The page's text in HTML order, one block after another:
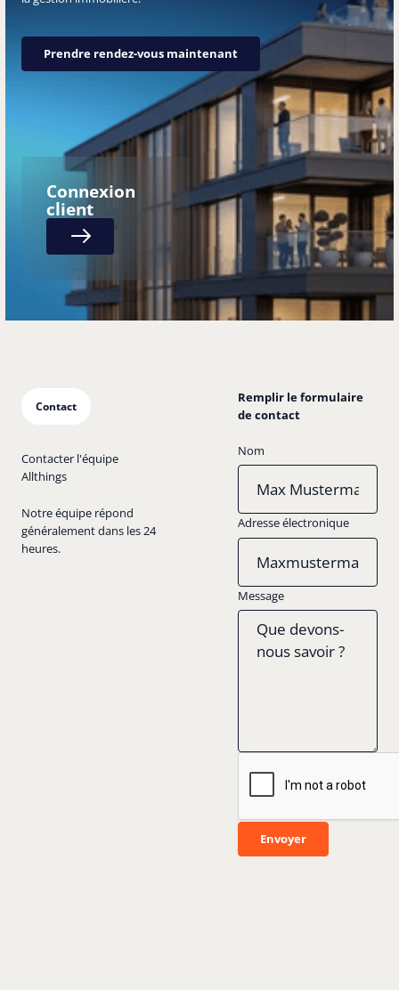
Prendre rendez-vous maintenant
Prendre rendez-vous maintenant
Connexion
client
Contact
Contacter l'équipe
Allthings
Notre équipe répond
généralement dans les 24
heures.
Remplir le formulaire
de contact
Nom
Adresse électronique
Message
Envoyer
Envoyer